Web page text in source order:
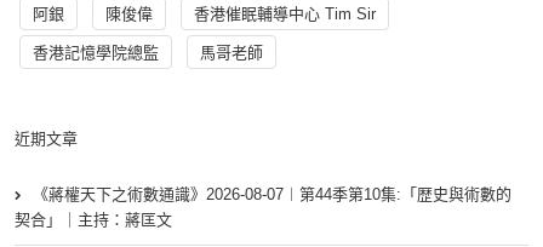
阿銀 陳俊偉 香港催眠輔導中心 Tim Sir
香港記憶學院總監 馬哥老師
近期文章
《蔣權天下之術數通識》2026-08-07︱第44季第10集:「歴史與術數的
契合」｜主持：蔣匡文